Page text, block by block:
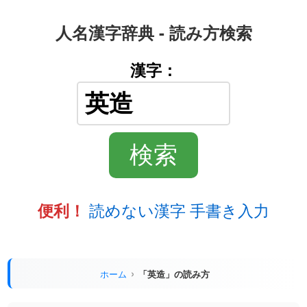
人名漢字辞典 - 読み方検索
漢字：
便利！ 読めない漢字 手書き入力
ホーム 「英造」の読み方